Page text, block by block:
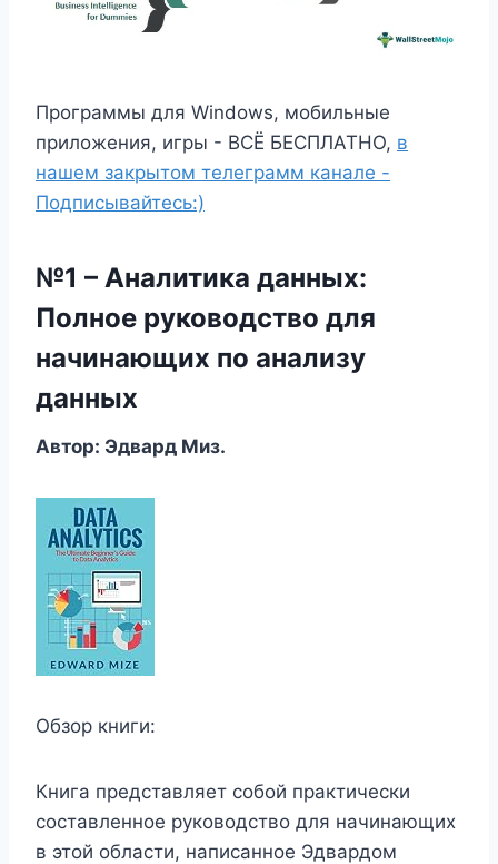
Программы для Windows, мобильные
приложения, игры - ВСЁ БЕСПЛАТНО, в
нашем закрытом телеграмм канале -
Подписывайтесь:)
№1 – Аналитика данных:
Полное руководство для
начинающих по анализу
данных
Автор: Эдвард Миз.
Обзор книги:
Книга представляет собой практически
составленное руководство для начинающих
в этой области, написанное Эдвардом